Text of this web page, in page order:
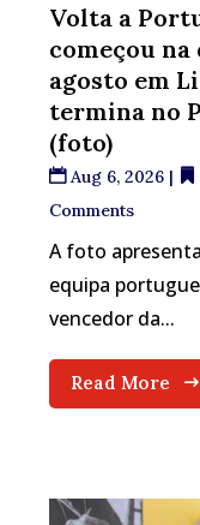
Volta a
começou
agosto em
termina no
(foto)
Aug 6, 2026 |
Comments
A foto
equipa
vencedor da...
Read More